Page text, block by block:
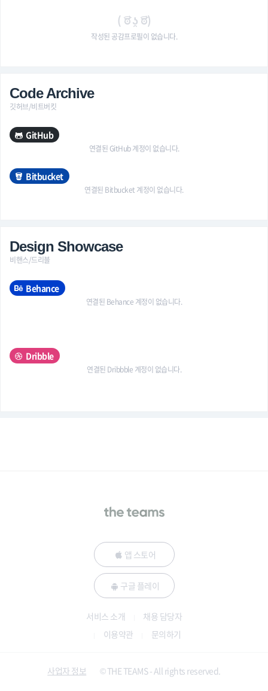
( ͡ಠ ʖ̯ ͡ಠ)
작성된 공감프로필이 없습니다.
Code Archive
깃허브/비트버킷
GitHub
연결된 GitHub 계정이 없습니다.
Bitbucket
연결된 Bitbucket 계정이 없습니다.
Design Showcase
비핸스/드리블
Behance
연결된 Behance 계정이 없습니다.
Dribble
연결된 Dribbble 계정이 없습니다.
앱 스토어
구글 플레이
서비스 소개
채용 담당자
이용약관
문의하기
사업자 정보 © THE TEAMS - All rights reserved.